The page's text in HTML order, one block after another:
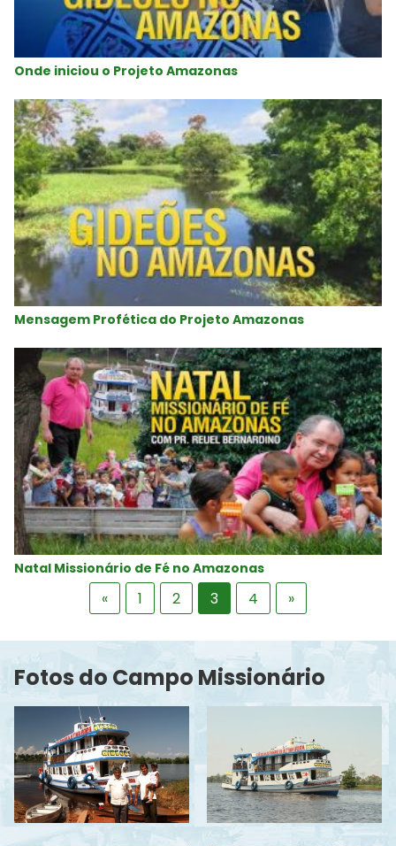
Onde iniciou o Projeto Amazonas
Mensagem Profética do Projeto Amazonas
Natal Missionário de Fé no Amazonas
« 1 2 3 4 »
Fotos do Campo Missionário